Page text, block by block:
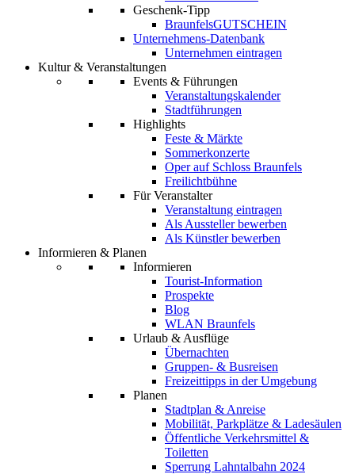
Geschenk-Tipp
BraunfelsGUTSCHEIN
Unternehmens-Datenbank
Unternehmen eintragen
Kultur & Veranstaltungen
Events & Führungen
Veranstaltungskalender
Stadtführungen
Highlights
Feste & Märkte
Sommerkonzerte
Oper auf Schloss Braunfels
Freilichtbühne
Für Veranstalter
Veranstaltung eintragen
Als Aussteller bewerben
Als Künstler bewerben
Informieren & Planen
Informieren
Tourist-Information
Prospekte
Blog
WLAN Braunfels
Urlaub & Ausflüge
Übernachten
Gruppen- & Busreisen
Freizeittipps in der Umgebung
Planen
Stadtplan & Anreise
Mobilität, Parkplätze & Ladesäulen
Öffentliche Verkehrsmittel &
Toiletten
Sperrung Lahntalbahn 2024